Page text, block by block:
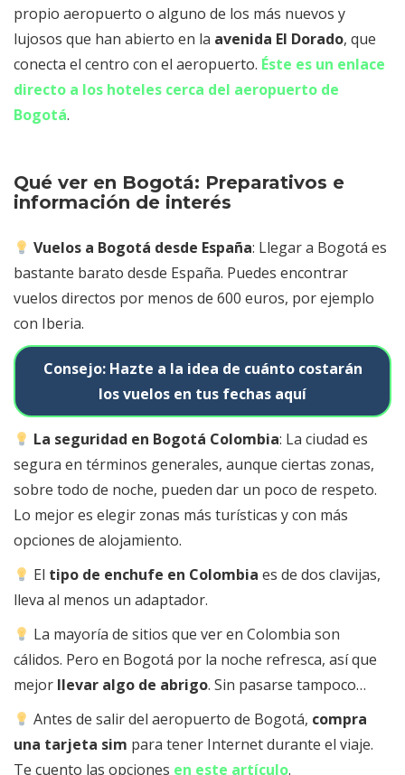
propio aeropuerto o alguno de los más nuevos y
lujosos que han abierto en la avenida El Dorado, que
conecta el centro con el aeropuerto. Éste es un enlace
directo a los hoteles cerca del aeropuerto de
Bogotá.
Qué ver en Bogotá: Preparativos e
información de interés
Vuelos a Bogotá desde España: Llegar a Bogotá es
bastante barato desde España. Puedes encontrar
vuelos directos por menos de 600 euros, por ejemplo
con Iberia.
Consejo: Hazte a la idea de cuánto costarán
los vuelos en tus fechas aquí
La seguridad en Bogotá Colombia: La ciudad es
segura en términos generales, aunque ciertas zonas,
sobre todo de noche, pueden dar un poco de respeto.
Lo mejor es elegir zonas más turísticas y con más
opciones de alojamiento.
El tipo de enchufe en Colombia es de dos clavijas,
lleva al menos un adaptador.
La mayoría de sitios que ver en Colombia son
cálidos. Pero en Bogotá por la noche refresca, así que
mejor llevar algo de abrigo. Sin pasarse tampoco…
Antes de salir del aeropuerto de Bogotá, compra
una tarjeta sim para tener Internet durante el viaje.
Te cuento las opciones en este artículo.